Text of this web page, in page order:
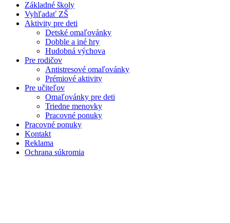
Základné školy
Vyhľadať ZŠ
Aktivity pre deti
Detské omaľovánky
Dobble a iné hry
Hudobná výchova
Pre rodičov
Antistresové omaľovánky
Prémiové aktivity
Pre učiteľov
Omaľovánky pre deti
Triedne menovky
Pracovné ponuky
Pracovné ponuky
Kontakt
Reklama
Ochrana súkromia